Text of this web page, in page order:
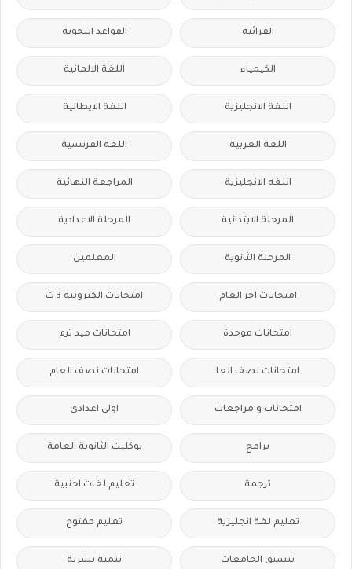
القرائية القواعد النحوية
الكيمياء اللغة الالمانية
اللغة الانجليزية اللغة الايطالية
اللغة العربية اللغة الفرنسية
اللغه الانجليزية المراجعة النهائية
المرحلة الابتدائية المرحلة الاعدادية
المرحلة الثانوية المعلمين
امتحانات اخر العام امتحانات الكترونيه 3 ث
امتحانات موحدة امتحانات ميد ترم
امتحانات نصف العا امتحانات نصف العام
امتحانات و مراجعات اولى اعدادى
برامج بوكليت الثانوية العامة
ترجمة تعليم لغات اجنبية
تعليم لغة انجليزية تعليم مفتوح
تنسيق الجامعات تنمية بشرية